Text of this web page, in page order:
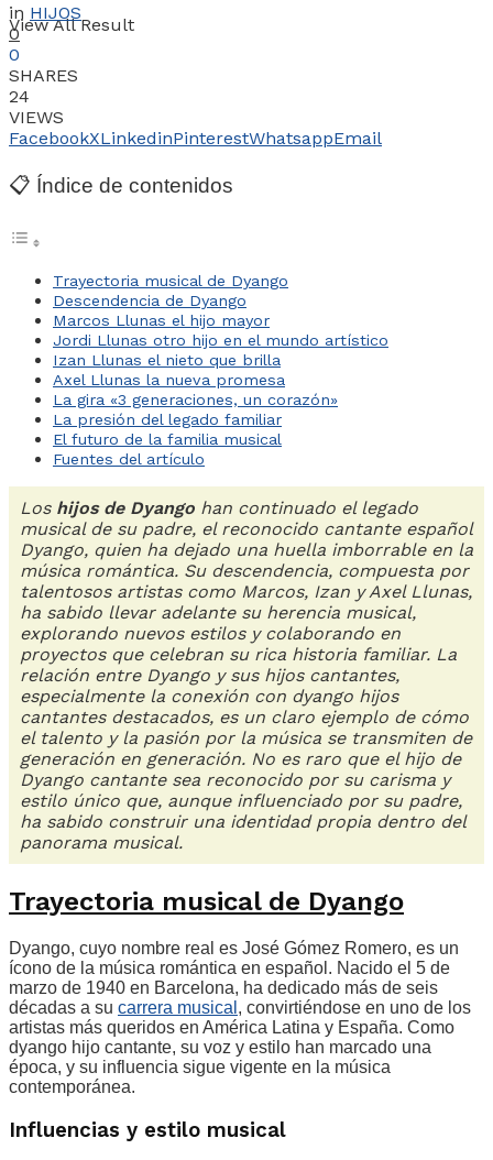
View All Result
in HIJOS
0
0
SHARES
24
VIEWS
FacebookXLinkedinPinterestWhatsappEmail
📋 Índice de contenidos
Trayectoria musical de Dyango
Descendencia de Dyango
Marcos Llunas el hijo mayor
Jordi Llunas otro hijo en el mundo artístico
Izan Llunas el nieto que brilla
Axel Llunas la nueva promesa
La gira «3 generaciones, un corazón»
La presión del legado familiar
El futuro de la familia musical
Fuentes del artículo
Los hijos de Dyango han continuado el legado
musical de su padre, el reconocido cantante español
Dyango, quien ha dejado una huella imborrable en la
música romántica. Su descendencia, compuesta por
talentosos artistas como Marcos, Izan y Axel Llunas,
ha sabido llevar adelante su herencia musical,
explorando nuevos estilos y colaborando en
proyectos que celebran su rica historia familiar. La
relación entre Dyango y sus hijos cantantes,
especialmente la conexión con dyango hijos
cantantes destacados, es un claro ejemplo de cómo
el talento y la pasión por la música se transmiten de
generación en generación. No es raro que el hijo de
Dyango cantante sea reconocido por su carisma y
estilo único que, aunque influenciado por su padre,
ha sabido construir una identidad propia dentro del
panorama musical.
Trayectoria musical de Dyango
Dyango, cuyo nombre real es José Gómez Romero, es un
ícono de la música romántica en español. Nacido el 5 de
marzo de 1940 en Barcelona, ha dedicado más de seis
décadas a su carrera musical , convirtiéndose en uno de los
artistas más queridos en América Latina y España. Como
dyango hijo cantante, su voz y estilo han marcado una
época, y su influencia sigue vigente en la música
contemporánea.
Influencias y estilo musical